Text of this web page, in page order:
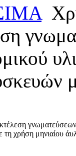
χρήση μηνιαίου